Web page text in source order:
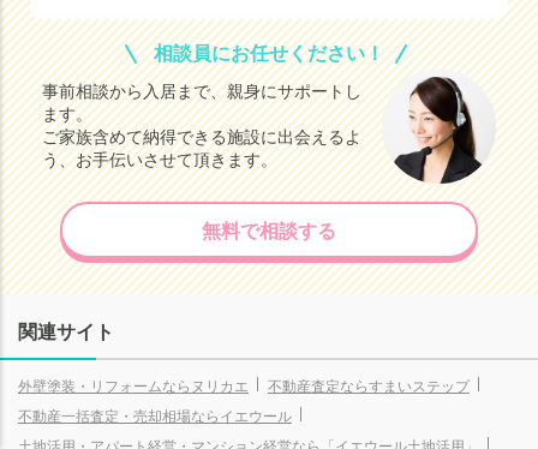
相談員にお任せください！
事前相談から入居まで、親身にサポートし
ます。
ご家族含めて納得できる施設に出会えるよ
う、お手伝いさせて頂きます。
無料で相談する
関連サイト
外壁塗装・リフォームならヌリカエ
不動産査定ならすまいステップ
不動産一括査定・売却相場ならイエウール
土地活用・アパート経営・マンション経営なら「イエウール土地活用」
老人ホームの知りたいことがわかる
老人ホームの知りたいことがわかる